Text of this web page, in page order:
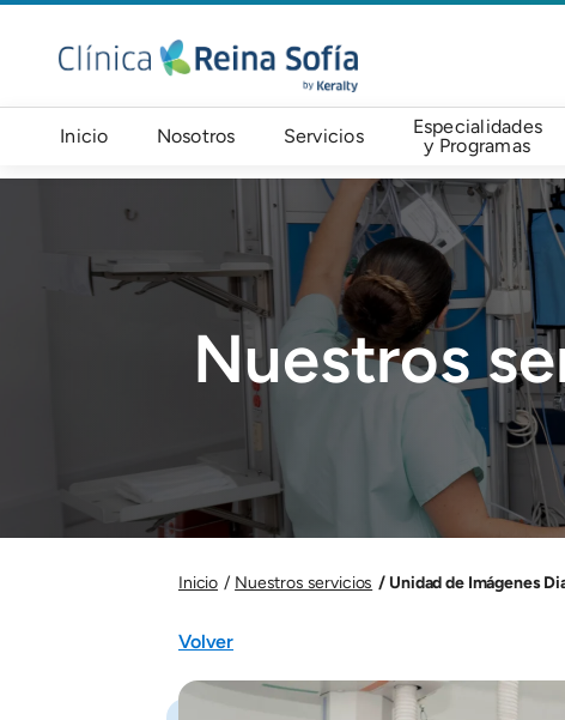
Pasar al contenido principal
Navegación principal
Inicio Nosotros Servicios
Especialidades
y Programas
Nuestros
Inicio Nuestros servicios Unidad de Imágenes
Volver